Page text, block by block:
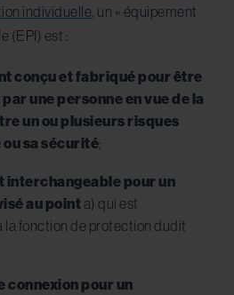
individuelle , un « équipement
(EPI) est :
conçu et fabriqué pour être
une personne en vue de la
un ou plusieurs risques
ou sa sécurité;
interchangeable pour un
au pointa) qui est
la fonction de protection dudit
connexion pour un